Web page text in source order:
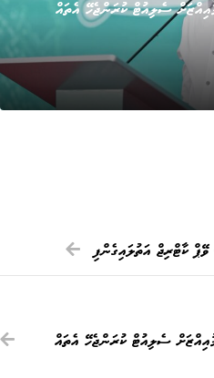
ސެލިއުޓް ކުރަންޖެހޭ އެތައް
ސެލިއުޓް ކުރަންޖެހޭ އެތައް